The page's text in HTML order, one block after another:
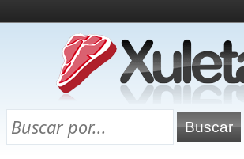
¿Qué es esto?
Directorio
Chuletas para exámenes